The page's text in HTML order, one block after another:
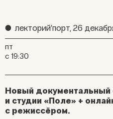
● лекторий’порт,26
пт
с 19:30
Новый документальный
и студии «Поле» +
с режиссёром.